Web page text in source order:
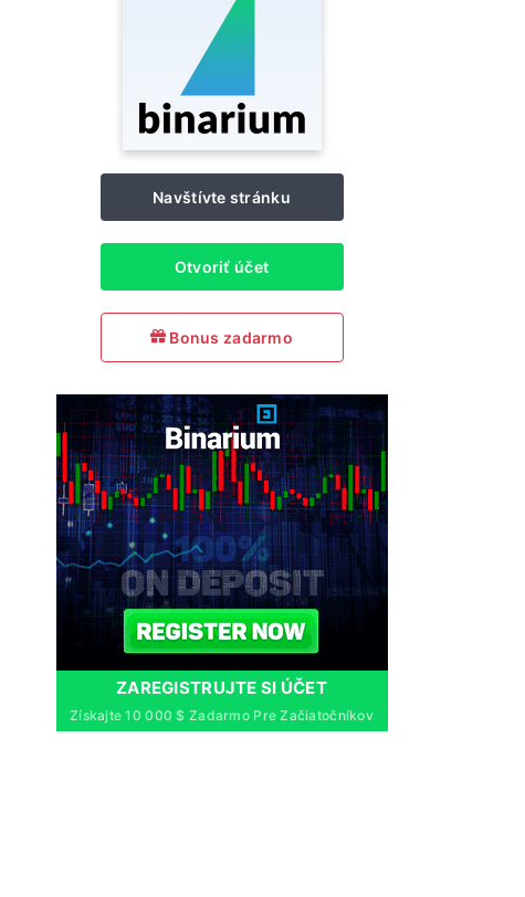
Navštívte stránku
Otvoriť účet
Bonus zadarmo
ZAREGISTRUJTE SI ÚČET
Získajte 10 000 $ Zadarmo Pre Začiatočníkov